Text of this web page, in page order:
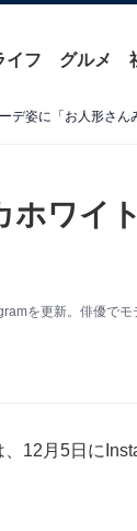
イフ グルメ
デ姿に「お人形さん
ホワイ
を更新。俳優で
12月5日に